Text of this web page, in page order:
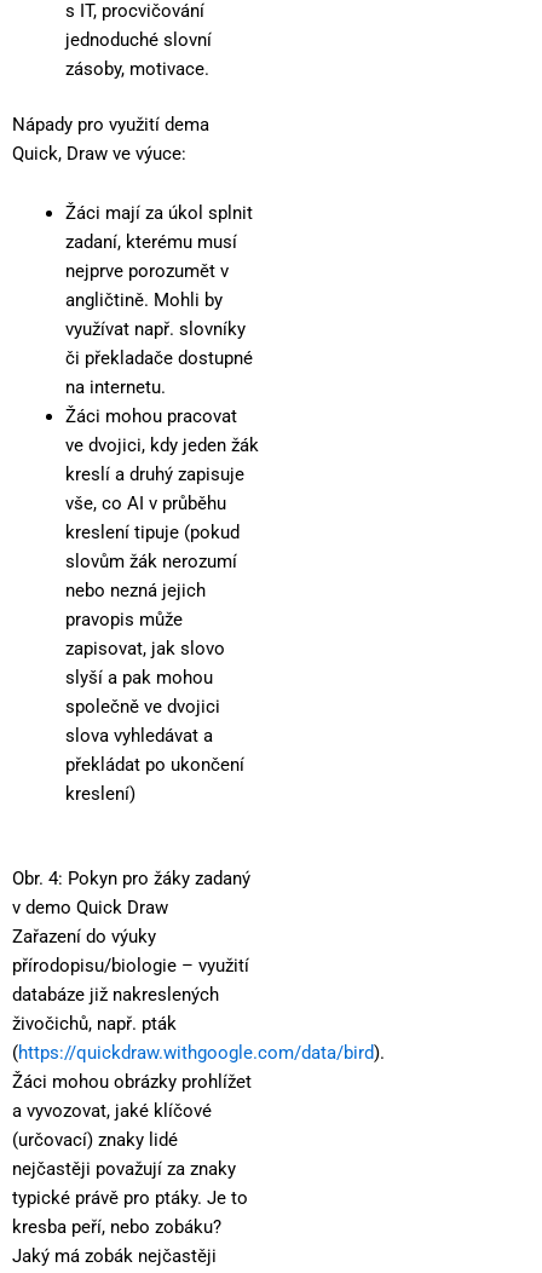
s IT, procvičování
jednoduché slovní
zásoby, motivace.
Nápady pro využití dema
Quick, Draw ve výuce:
Žáci mají za úkol splnit
zadaní, kterému musí
nejprve porozumět v
angličtině. Mohli by
využívat např. slovníky
či překladače dostupné
na internetu.
Žáci mohou pracovat
ve dvojici, kdy jeden žák
kreslí a druhý zapisuje
vše, co AI v průběhu
kreslení tipuje (pokud
slovům žák nerozumí
nebo nezná jejich
pravopis může
zapisovat, jak slovo
slyší a pak mohou
společně ve dvojici
slova vyhledávat a
překládat po ukončení
kreslení)
Obr. 4: Pokyn pro žáky zadaný
v demo Quick Draw
Zařazení do výuky
přírodopisu/biologie – využití
databáze již nakreslených
živočichů, např. pták
(https://quickdraw.withgoogle.com/data/bird).
Žáci mohou obrázky prohlížet
a vyvozovat, jaké klíčové
(určovací) znaky lidé
nejčastěji považují za znaky
typické právě pro ptáky. Je to
kresba peří, nebo zobáku?
Jaký má zobák nejčastěji